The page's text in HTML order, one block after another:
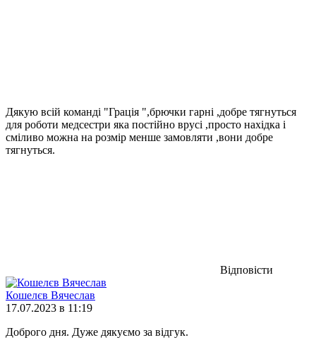
Дякую всій команді "Грація ",брючки гарні ,добре тягнуться
для роботи медсестри яка постійно врусі ,просто нахідка і
сміливо можна на розмір менше замовляти ,вони добре
тягнуться.
Відповісти
Кошелєв Вячеслав
17.07.2023 в 11:19
Доброго дня. Дуже дякуємо за відгук.